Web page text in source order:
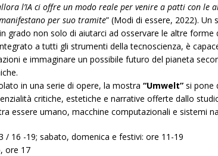
l’IA ci offre un modo reale per venire a patti con le
per suo tramite” (Modi di essere, 2022). Un
grado non solo di aiutarci ad osservare le altre forme
a tutti gli strumenti della tecnoscienza, è
e immaginare un possibile futuro del pianeta
in una serie di opere, la mostra “Umwelt” si pone
critiche, estetiche e narrative offerte dallo
essere umano, macchine computazionali e sistemi
/ 16 -19; sabato, domenica e festivi: ore 11-19
ore 17